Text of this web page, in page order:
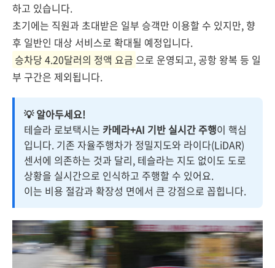
하고 있습니다.
초기에는 직원과 초대받은 일부 승객만 이용할 수 있지만, 향
후 일반인 대상 서비스로 확대될 예정입니다.
승차당 4.20달러의 정액 요금 으로 운영되고, 공항 왕복 등 일
부 구간은 제외됩니다.
💡 알아두세요!
테슬라 로보택시는 카메라+AI 기반 실시간 주행이 핵심
입니다. 기존 자율주행차가 정밀지도와 라이다(LiDAR)
센서에 의존하는 것과 달리, 테슬라는 지도 없이도 도로
상황을 실시간으로 인식하고 주행할 수 있어요.
이는 비용 절감과 확장성 면에서 큰 강점으로 꼽힙니다.